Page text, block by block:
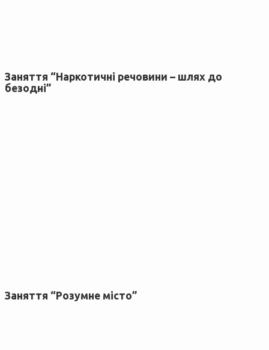
Заняття “Наркотичні речовини – шлях до
безодні”
Заняття “Розумне місто”